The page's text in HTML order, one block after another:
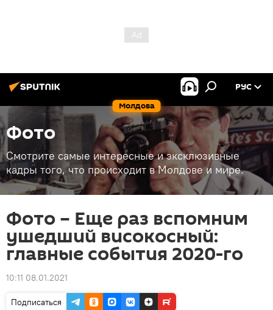
Молдова
РУС
Фото
Смотрите самые интересные и эксклюзивные
кадры того, что происходит в Молдове и мире.
Фото – Еще раз вспомним
ушедший високосный:
главные события 2020-го
10:11 08.01.2021
Подписаться